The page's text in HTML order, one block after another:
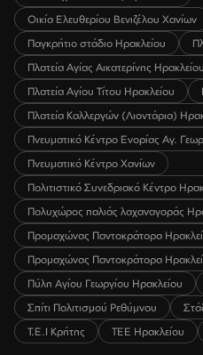
Οικία Ελευθερίου Βενιζέλου Χανίων
Παγκρήτιο στάδιο Ηρακλείου
Πλατεία Αγίας Αικατερίνης Ηρακλείου
Πλατεία Αγίου Τίτου Ηρακλείου
Πλατεία Καλλεργών (Λιοντάρια)
Πνευματικό Κέντρο Ενορίας Αγ.
Πνευματικό Κέντρο Χανίων
Πολιτιστικό Συνεδριακό Κέντρο
Πολυχώρος παλιάς λαχαναγοράς
Προμαχώνας Παντοκράτορα
Προμαχώνας Παντοκράτορα
Πύλη Αγίου Γεωργίου Ηρακλείου
Σπίτι Πολιτισμού Ρεθύμνου
Τ.Ε.Ι Κρήτης
ΤΕΕ Ηρακλείου